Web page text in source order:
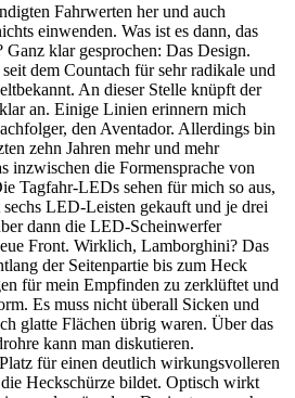
Fahrwerten her und auch
einwenden. Was ist es dann, das
klar gesprochen: Das Design.
dem Countach für sehr radikale und
An dieser Stelle knüpft der
an. Einige Linien erinnern mich
den Aventador. Allerdings bin
zehn Jahren mehr und mehr
inzwischen die Formensprache von
Tagfahr-LEDs sehen für mich so aus,
LED-Leisten gekauft und je drei
dann die LED-Scheinwerfer
Front. Wirklich, Lamborghini? Das
der Seitenpartie bis zum Heck
für mein Empfinden zu zerklüftet und
Es muss nicht überall Sicken und
glatte Flächen übrig waren. Über das
kann man diskutieren.
für einen deutlich wirkungsvolleren
Heckschürze bildet. Optisch wirkt